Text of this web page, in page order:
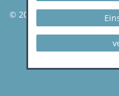
© 2026